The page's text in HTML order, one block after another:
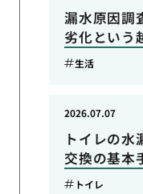
漏水原因調
劣化という
生活
トイレの水
交換の基本
2026.07.07
トイレ